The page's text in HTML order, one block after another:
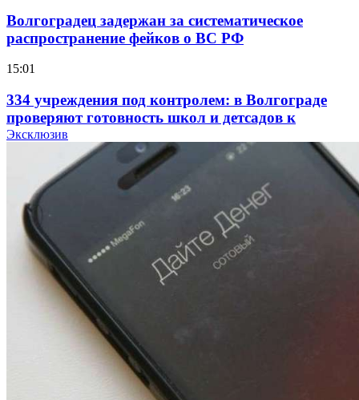
Волгоградец задержан за систематическое
распространение фейков о ВС РФ
15:01
334 учреждения под контролем: в Волгограде
проверяют готовность школ и детсадов к
учебному году
Покушение на убийство в Волгограде: девушка
напала на незнакомую женщину с ножом
12:39
Сладкий праздник в Волгограде: в Центральном
парке прошёл фестиваль „Арбузный переполох“
Волгоградские компании нарастили экспорт:
заключены контракты на 3,6 млн долларов
Эксклюзив